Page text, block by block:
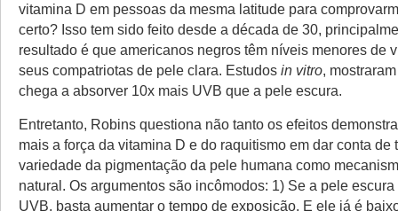
vitamina D em pessoas da mesma latitude para
certo? Isso tem sido feito desde a década de 30,
resultado é que americanos negros têm níveis menores de
seus compatriotas de pele clara. Estudos in vitro,
chega a absorver 10x mais UVB que a pele escura.
Entretanto, Robins questiona não tanto os efeitos
mais a força da vitamina D e do raquitismo em dar conta de
variedade da pigmentação da pele humana como
natural. Os argumentos são incômodos: 1) Se a pele
UVB, basta aumentar o tempo de exposição. E ele já é